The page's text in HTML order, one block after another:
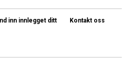
inn innlegget ditt
Kontakt oss